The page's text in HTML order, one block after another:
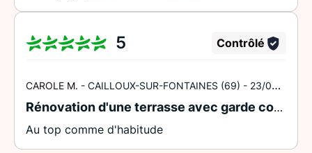
5 Contrôlé
CAROLE M. - CAILLOUX-SUR-FONTAINES (69) - 23/06/2026
Rénovation d'une terrasse avec garde corps métallique sur mesure,parement pierre
Au top comme d'habitude